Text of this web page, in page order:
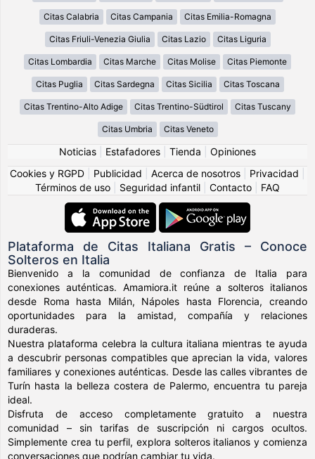
Citas Calabria Citas Campania Citas Emilia-Romagna
Citas Friuli-Venezia Giulia Citas Lazio Citas Liguria
Citas Lombardia Citas Marche Citas Molise Citas Piemonte
Citas Puglia Citas Sardegna Citas Sicilia Citas Toscana
Citas Trentino-Alto Adige Citas Trentino-Südtirol Citas Tuscany
Citas Umbria Citas Veneto
Noticias Estafadores Tienda
Opiniones
Cookies y RGPD
Publicidad Acerca de nosotros Privacidad
Términos de uso
Seguridad infantil Contacto FAQ
Plataforma de Citas Italiana Gratis – Conoce
Solteros en Italia
Bienvenido a la comunidad de confianza de Italia para
conexiones auténticas. Amamiora.it reúne a solteros italianos
desde Roma hasta Milán, Nápoles hasta Florencia, creando
oportunidades para la amistad, compañía y relaciones
duraderas.
Nuestra plataforma celebra la cultura italiana mientras te ayuda
a descubrir personas compatibles que aprecian la vida, valores
familiares y conexiones auténticas. Desde las calles vibrantes de
Turín hasta la belleza costera de Palermo, encuentra tu pareja
ideal.
Disfruta de acceso completamente gratuito a nuestra
comunidad – sin tarifas de suscripción ni cargos ocultos.
Simplemente crea tu perfil, explora solteros italianos y comienza
conversaciones que podrían cambiar tu vida.